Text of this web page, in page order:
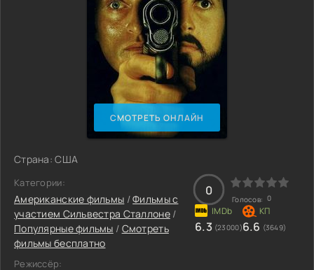
СМОТРЕТЬ ОНЛАЙН
Страна: США
Категории:
Американские фильмы /Фильмы c
участием Сильвестра Сталлоне/
Популярные фильмы / Смотреть
фильмы бесплатно
Режиссёр:
0
Голосов: 0
6.3 (23000)6.6 (3649)